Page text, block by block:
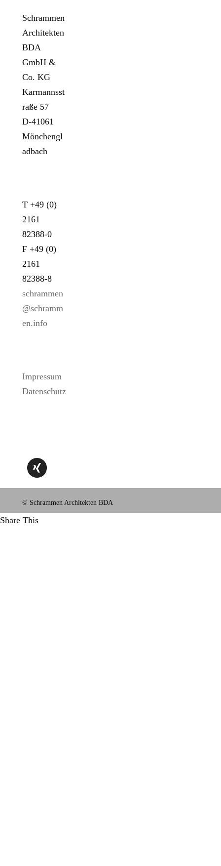
Schrammen
Architekten
BDA
GmbH &
Co. KG
Karmannsst
raße 57
D-41061
Mönchengl
adbach
T +49 (0)
2161
82388-0
F +49 (0)
2161
82388-8
schrammen
@schramm
en.info
Impressum
Datenschutz
© Schrammen Architekten BDA
Share This